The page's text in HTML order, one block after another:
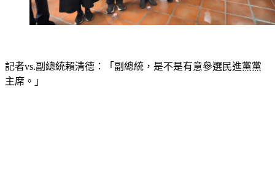
記者vs.副總統賴清德：「副總統，是不是有意參選民進黨黨
主席。」